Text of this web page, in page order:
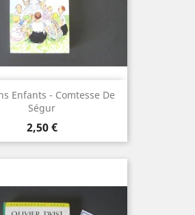
Enfants - Comtesse De
Ségur
Prix
2,50 €